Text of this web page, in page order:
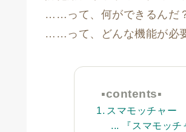
……って、何ができるんだ
……って、どんな機能が必
▪︎contents▪︎
スマモッチャー
『スマモッ